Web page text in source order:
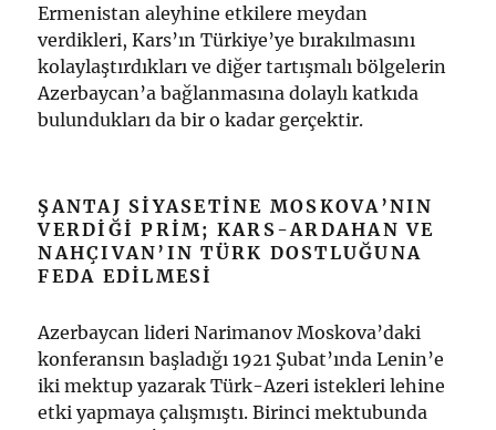
Ermenistan aleyhine etkilere meydan
verdikleri, Kars’ın Türkiye’ye bırakılmasını
kolaylaştırdıkları ve diğer tartışmalı bölgelerin
Azerbaycan’a bağlanmasına dolaylı katkıda
bulundukları da bir o kadar gerçektir.
ŞANTAJ SIYASETINE MOSKOVA’NIN
VERDIĞI PRIM; KARS-ARDAHAN VE
NAHÇIVAN’IN TÜRK DOSTLUĞUNA
FEDA EDILMESI
Azerbaycan lideri Narimanov Moskova’daki
konferansın başladığı 1921 Şubat’ında Lenin’e
iki mektup yazarak Türk-Azeri istekleri lehine
etki yapmaya çalışmıştı. Birinci mektubunda